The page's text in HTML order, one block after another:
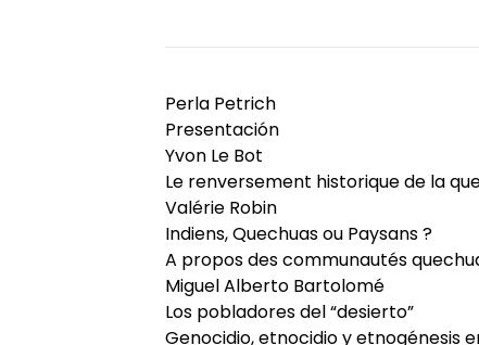
Fonctionnement
Perla Petrich
Presentación
Yvon Le Bot
Le renversement historique de la
Valérie Robin
Indiens, Quechuas ou Paysans ?
A propos des communautés
Miguel Alberto Bartolomé
Los pobladores del “desierto”
Genocidio, etnocidio y etnogénesis